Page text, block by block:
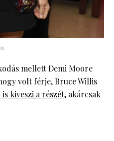
mellett Demi Moore
volt férje, Bruce Willis
is kiveszi a részét, akárcsak